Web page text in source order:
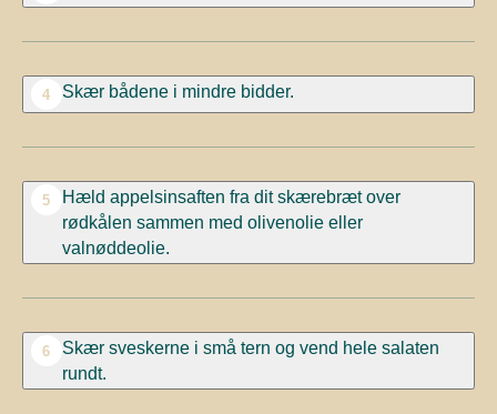
4 Skær bådene i mindre bidder.
5
Hæld appelsinsaften fra dit skærebræt over
rødkålen sammen med olivenolie eller
valnøddeolie.
6
Skær sveskerne i små tern og vend hele salaten
rundt.